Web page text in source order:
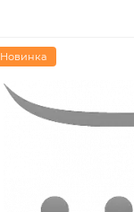
Новинка